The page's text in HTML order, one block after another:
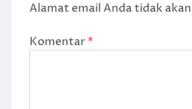
Alamat email Anda tidak
Komentar*